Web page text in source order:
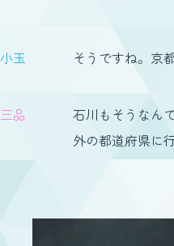
小玉 そうですね。京
三品
石川もそうなん
外の都道府県に